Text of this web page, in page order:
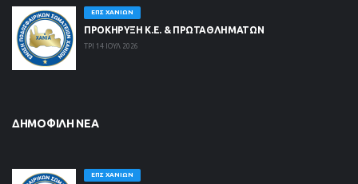
ΕΠΣ ΧΑΝΊΩΝ
ΠΡΟΚΗΡΥΞΗ Κ.Ε. & ΠΡΩΤΑΘΛΗΜΑΤΩΝ
ΤΡΙ 14 ΙΟΥΛ 2026
ΔΗΜΟΦΙΛΉ ΝΈΑ
ΕΠΣ ΧΑΝΊΩΝ